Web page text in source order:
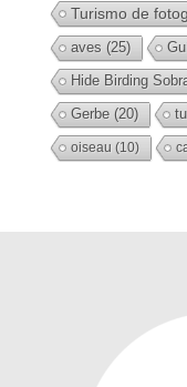
Turismo de
aves (25)
Hide Birding
Gerbe(20)
oiseau (10)